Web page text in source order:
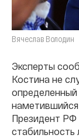
Вячеслав Володин
Эксперты
Костина не
определенный
наметившийся
Президент РФ
стабильность